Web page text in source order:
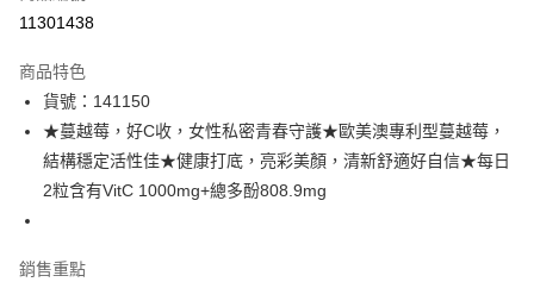
信用卡一次付款
LINE Pay
Apple Pay
街口支付
悠遊付
Google Pay
11301438
商品特色
貨號：141150
★蔓越莓，好C收，女性私密青春守護★歐美澳專利型蔓越莓，
結構穩定活性佳★健康打底，亮彩美顏，清新舒適好自信★每日
2粒含有VitC 1000mg+總多酚808.9mg
銷售重點